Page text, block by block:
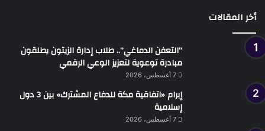
أخر المقالات
“التعفن الدماغي”.. طلاب إدارة الزيتون يطلقون
مبادرة توعوية لتعزيز الوعي الرقمي
7 أغسطس، 2026
إبرام «اتفاقية مكة للدفاع المشترك» بين 3 دول
إسلامية
7 أغسطس، 2026